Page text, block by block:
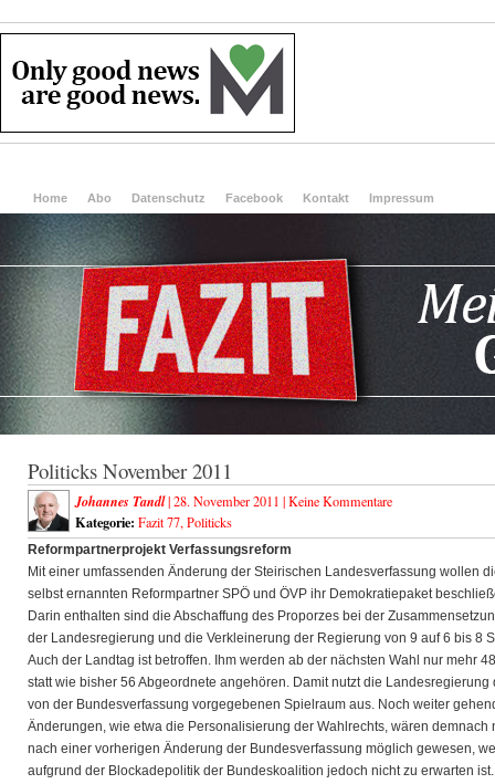
Home Abo Datenschutz Facebook Kontakt Impressum
Politicks November 2011
Johannes Tandl| 28. November 2011 |Keine Kommentare
Kategorie: Fazit 77, Politicks
Reformpartnerprojekt Verfassungsreform
Mit einer umfassenden Änderung der Steirischen Landesverfassung wollen
selbst ernannten Reformpartner SPÖ und ÖVP ihr Demokratiepaket
Darin enthalten sind die Abschaffung des Proporzes bei der
der Landesregierung und die Verkleinerung der Regierung von 9 auf 6 bis 8
Auch der Landtag ist betroffen. Ihm werden ab der nächsten Wahl nur mehr 48
statt wie bisher 56 Abgeordnete angehören. Damit nutzt die Landesregierung
von der Bundesverfassung vorgegebenen Spielraum aus. Noch weiter
Änderungen, wie etwa die Personalisierung der Wahlrechts, wären demnach
nach einer vorherigen Änderung der Bundesverfassung möglich gewesen,
aufgrund der Blockadepolitik der Bundeskoalition jedoch nicht zu erwarten ist.